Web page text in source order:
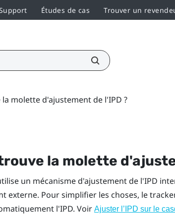
Études de cas Trouver un
molette d'ajustement de l'IPD ?
la molette
un mécanisme d'ajustement de l'IPD
externe. Pour simplifier les choses, le
l'IPD. Voir Ajuster l’IPD sur le